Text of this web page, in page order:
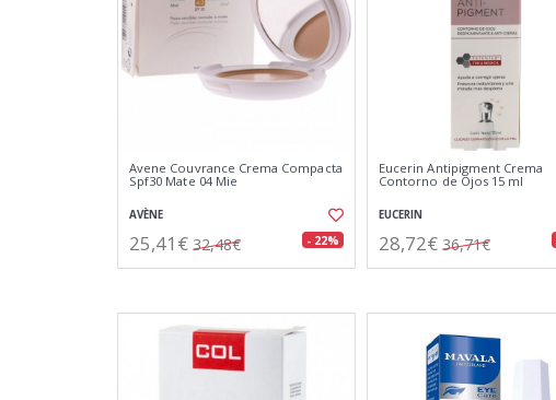
Avene Couvrance Crema Compacta
Spf30 Mate 04 Mie
AVÈNE
25,41€ 32,48€ - 22%
Eucerin Antipigment Crema
Contorno de Ojos 15 ml
EUCERIN
28,72€ 36,71€